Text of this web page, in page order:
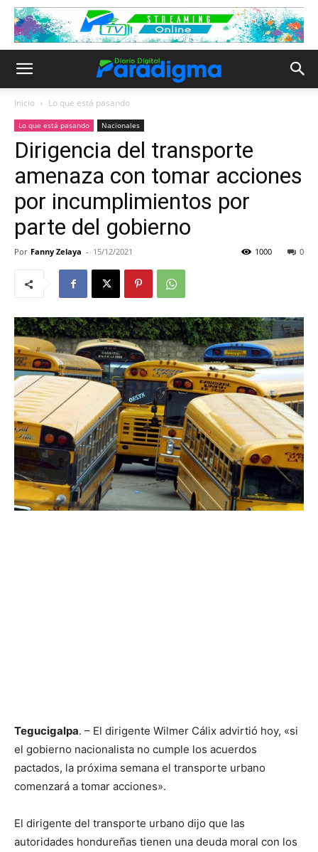
Inicio Lo que está pasando
Lo que está pasando Nacionales
Dirigencia del transporte
amenaza con tomar acciones
por incumplimientos por
parte del gobierno
Por Fanny Zelaya - 15/12/2021 0
1000
Tegucigalpa. – El dirigente Wilmer Cálix advirtió hoy, «si
el gobierno nacionalista no cumple los acuerdos
pactados, la próxima semana el transporte urbano
comenzará a tomar acciones».
El dirigente del transporte urbano dijo que las
autoridades hondureñas tienen una deuda moral con los